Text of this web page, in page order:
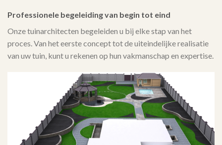
Professionele begeleiding van begin tot eind
Onze tuinarchitecten begeleiden u bij elke stap van het
proces. Van het eerste concept tot de uiteindelijke realisatie
van uw tuin, kunt u rekenen op hun vakmanschap en expertise.